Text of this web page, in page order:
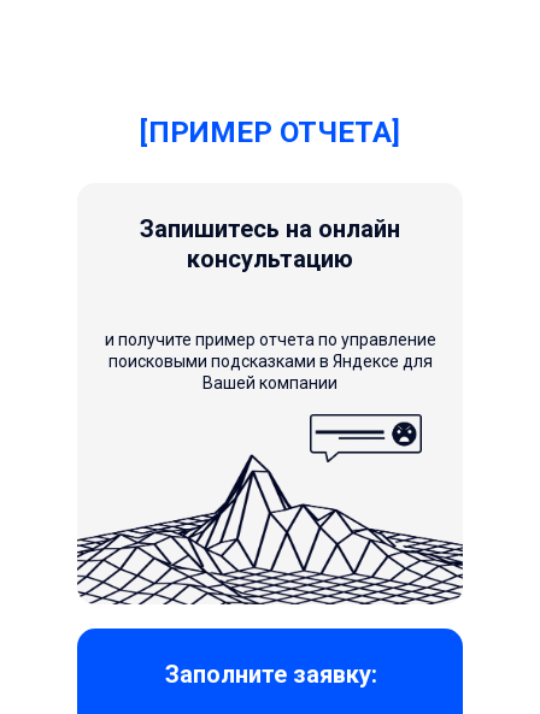
[ПРИМЕР ОТЧЕТА]
и получите пример отчета по управление
поисковыми подсказками в Яндексе для
Вашей компании
Заполните заявку:
Запишитесь на онлайн
консультацию